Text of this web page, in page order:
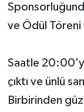
ve Ödül Töreni
Saatle
çıktı ve ünlü
Birbirinden